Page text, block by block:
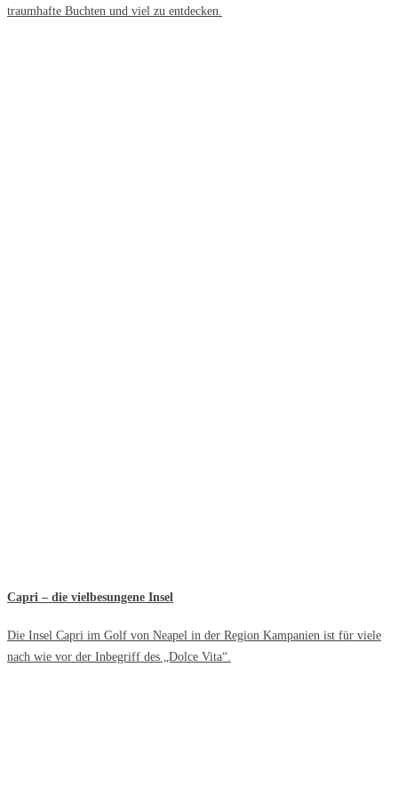
traumhafte Buchten und viel zu entdecken.
Capri – die vielbesungene Insel
Die Insel Capri im Golf von Neapel in der Region Kampanien ist für viele
nach wie vor der Inbegriff des „Dolce Vita“.